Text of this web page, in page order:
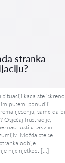
stranka
situaciji kada ste iskreno
putem, ponudili
rješenju, samo da bi
Osjećaj frustracije,
u takvim
Možda ste se
odbije
nije rijetkost […]